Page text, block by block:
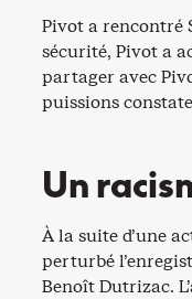
Pivot a rencontré
sécurité, Pivot a
partager avec
puissions
Un
À la suite d’une
perturbé
Benoît Dutrizac.